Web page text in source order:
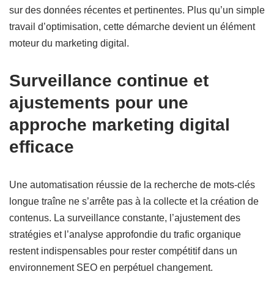
sur des données récentes et pertinentes. Plus qu’un simple
travail d’optimisation, cette démarche devient un élément
moteur du marketing digital.
Surveillance continue et
ajustements pour une
approche marketing digital
efficace
Une automatisation réussie de la recherche de mots-clés
longue traîne ne s’arrête pas à la collecte et la création de
contenus. La surveillance constante, l’ajustement des
stratégies et l’analyse approfondie du trafic organique
restent indispensables pour rester compétitif dans un
environnement SEO en perpétuel changement.